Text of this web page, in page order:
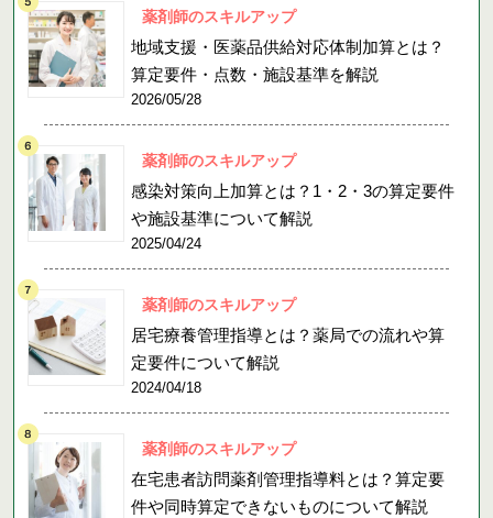
薬剤師のスキルアップ
地域支援・医薬品供給対応体制加算とは？
算定要件・点数・施設基準を解説
2026/05/28
薬剤師のスキルアップ
感染対策向上加算とは？1・2・3の算定要件
や施設基準について解説
2025/04/24
薬剤師のスキルアップ
居宅療養管理指導とは？薬局での流れや算
定要件について解説
2024/04/18
薬剤師のスキルアップ
在宅患者訪問薬剤管理指導料とは？算定要
件や同時算定できないものについて解説